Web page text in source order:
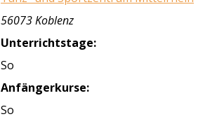
56073 Koblenz
Unterrichtstage:
So
Anfängerkurse:
So